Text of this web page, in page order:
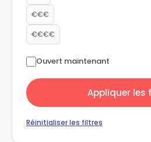
€€€
€€€€
Ouvert maintenant
Appliquer les
Réinitialiser les filtres